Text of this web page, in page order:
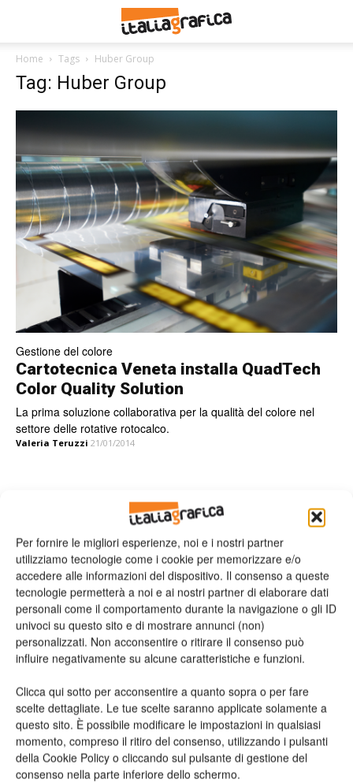
Per fornire le migliori esperienze, noi e i nostri partner
utilizziamo tecnologie come i cookie per memorizzare e/o
accedere alle informazioni del dispositivo. Il consenso a queste
tecnologie permetterà a noi e ai nostri partner di elaborare dati
personali come il comportamento durante la navigazione o gli ID
univoci su questo sito e di mostrare annunci (non)
personalizzati. Non acconsentire o ritirare il consenso può
influire negativamente su alcune caratteristiche e funzioni.
Clicca qui sotto per acconsentire a quanto sopra o per fare
scelte dettagliate. Le tue scelte saranno applicate solamente a
questo sito. È possibile modificare le impostazioni in qualsiasi
momento, compreso il ritiro del consenso, utilizzando i pulsanti
della Cookie Policy o cliccando sul pulsante di gestione del
consenso nella parte inferiore dello schermo.
Home Tags Huber Group
Tag: Huber Group
Gestione del colore
Cartotecnica Veneta installa QuadTech
Color Quality Solution
La prima soluzione collaborativa per la qualità del colore nel
settore delle rotative rotocalco.
Valeria Teruzzi 21/01/2014
n.2 - Giugno 2026 n.1 - Maggio 2026 n.6 - Dicembre 2025
Edicola Web
Iscriviti alla newsletter